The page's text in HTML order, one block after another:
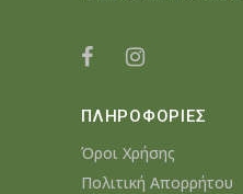
ΠΛΗΡΟΦΟΡΙΕΣ
Όροι Χρήσης
Πολιτική Απορρήτου